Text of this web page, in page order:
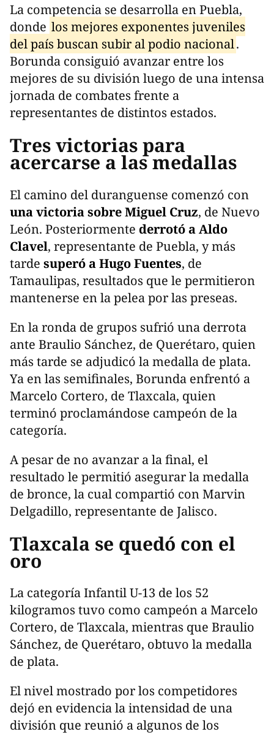
La competencia se desarrolla en Puebla,
donde los mejores exponentes juveniles
del país buscan subir al podio nacional.
Borunda consiguió avanzar entre los
mejores de su división luego de una intensa
jornada de combates frente a
representantes de distintos estados.
Tres victorias para
acercarse a las medallas
El camino del duranguense comenzó con
una victoria sobre Miguel Cruz, de Nuevo
León. Posteriormente derrotó a Aldo
Clavel, representante de Puebla, y más
tarde superó a Hugo Fuentes, de
Tamaulipas, resultados que le permitieron
mantenerse en la pelea por las preseas.
En la ronda de grupos sufrió una derrota
ante Braulio Sánchez, de Querétaro, quien
más tarde se adjudicó la medalla de plata.
Ya en las semifinales, Borunda enfrentó a
Marcelo Cortero, de Tlaxcala, quien
terminó proclamándose campeón de la
categoría.
A pesar de no avanzar a la final, el
resultado le permitió asegurar la medalla
de bronce, la cual compartió con Marvin
Delgadillo, representante de Jalisco.
Tlaxcala se quedó con el
oro
La categoría Infantil U-13 de los 52
kilogramos tuvo como campeón a Marcelo
Cortero, de Tlaxcala, mientras que Braulio
Sánchez, de Querétaro, obtuvo la medalla
de plata.
El nivel mostrado por los competidores
dejó en evidencia la intensidad de una
división que reunió a algunos de los